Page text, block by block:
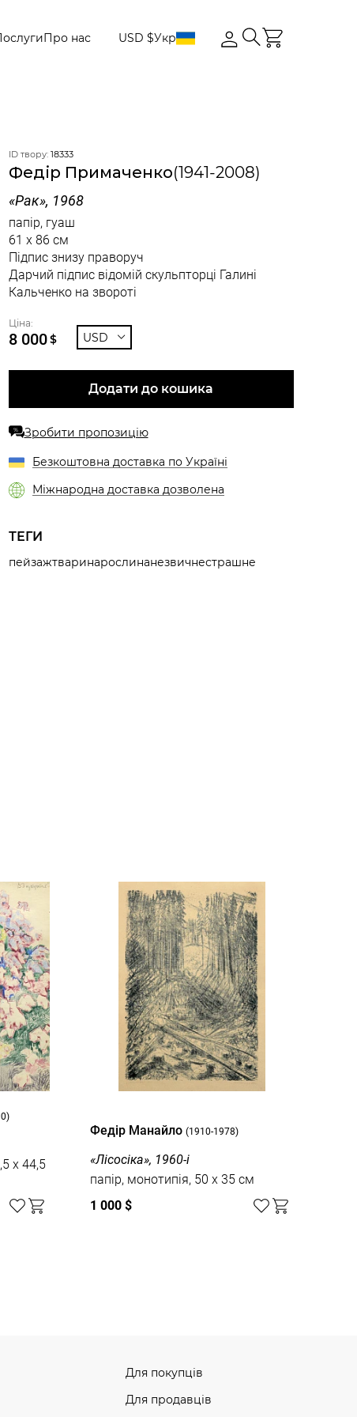
Про нас USD $Укр
ID твору: 18333
Федір Примаченко(1941-2008)
«Рак», 1968
папір, гуаш
61 x 86 см
Підпис знизу праворуч
Дарчий підпис відомій скульпторці Галині
Кальченко на звороті
Ціна:
8 000$ USD
Додати до кошика
% Зробити пропозицію
Безкоштовна доставка по Україні
Міжнародна доставка дозволена
ТЕГИ
пейзажтваринарослинанезвичнестрашне
x 44,5
Федір Манайло (1910-1978)
«Лісосіка», 1960-і
папір, монотипія, 50 x 35 см
1 000 $
Для покупців
Для продавців